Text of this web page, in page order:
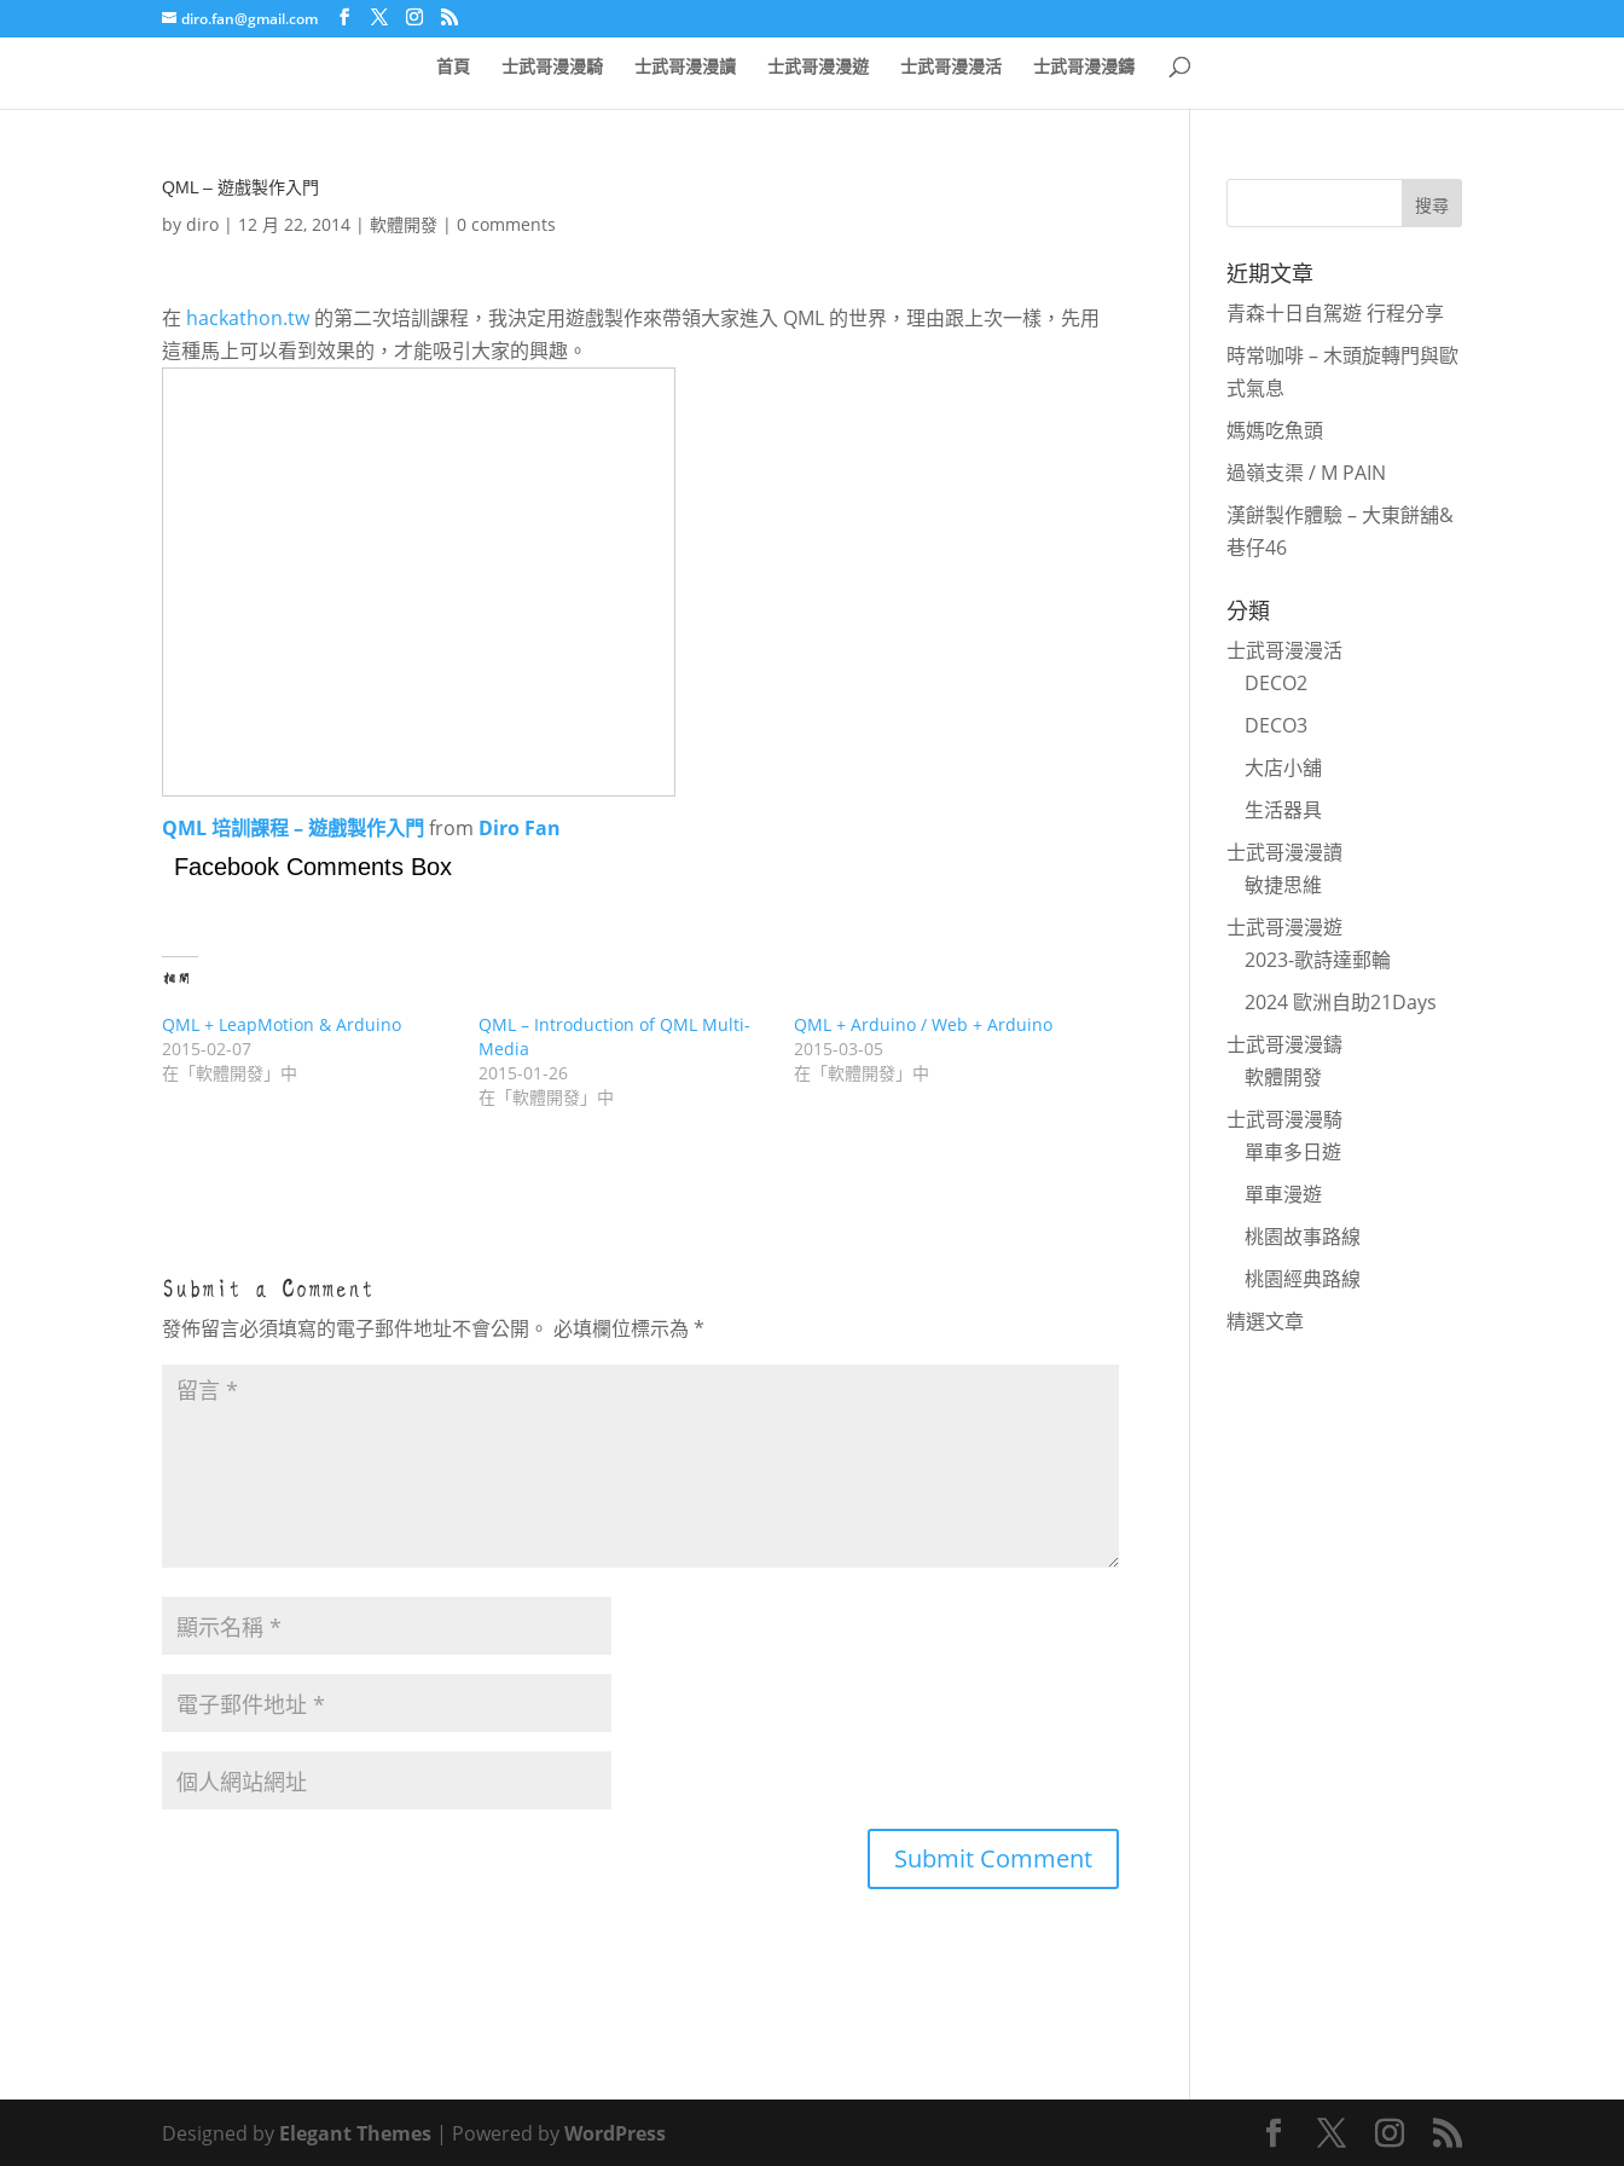
diro.fan@gmail.com
首頁 士武哥漫漫騎 士武哥漫漫讀 士武哥漫漫遊 士武哥漫漫活 士武哥漫漫鑄
QML – 遊戲製作入門
bydiro | 12 月 22, 2014 |軟體開發 |0 comments
在 hackathon.tw的第二次培訓課程，我決定用遊戲製作來帶領大家進入 QML 的世界，理由跟上次一樣，先用
這種馬上可以看到效果的，才能吸引大家的興趣。
QML 培訓課程 – 遊戲製作入門 from Diro Fan
Facebook Comments Box
相關
QML + LeapMotion & Arduino
2015-02-07
在「軟體開發」中
QML – Introduction of QML Multi-
Media
2015-01-26
在「軟體開發」中
QML + Arduino / Web + Arduino
2015-03-05
在「軟體開發」中
Submit a Comment
發佈留言必須填寫的電子郵件地址不會公開。 必填欄位標示為*
近期文章
青森十日自駕遊 行程分享
時常咖啡 – 木頭旋轉門與歐
式氣息
媽媽吃魚頭
過嶺支渠 / M PAIN
漢餅製作體驗 – 大東餅舖&
巷仔46
分類
士武哥漫漫活
DECO2
DECO3
大店小舖
生活器具
士武哥漫漫讀
敏捷思維
士武哥漫漫遊
2023-歌詩達郵輪
2024 歐洲自助21Days
士武哥漫漫鑄
軟體開發
士武哥漫漫騎
單車多日遊
單車漫遊
桃園故事路線
桃園經典路線
精選文章
Designed by Elegant Themes | Powered byWordPress